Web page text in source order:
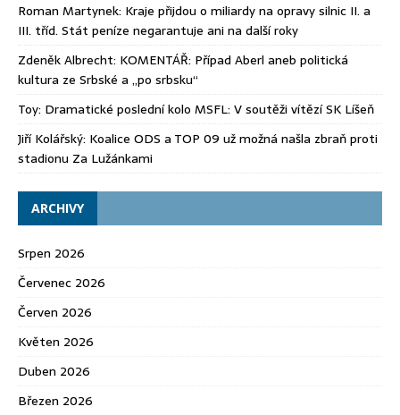
Roman Martynek: Kraje přijdou o miliardy na opravy silnic II. a
III. tříd. Stát peníze negarantuje ani na další roky
Zdeněk Albrecht: KOMENTÁŘ: Případ Aberl aneb politická
kultura ze Srbské a „po srbsku“
Toy: Dramatické poslední kolo MSFL: V soutěži vítězí SK Líšeň
Jiří Kolářský: Koalice ODS a TOP 09 už možná našla zbraň proti
stadionu Za Lužánkami
ARCHIVY
Srpen 2026
Červenec 2026
Červen 2026
Květen 2026
Duben 2026
Březen 2026